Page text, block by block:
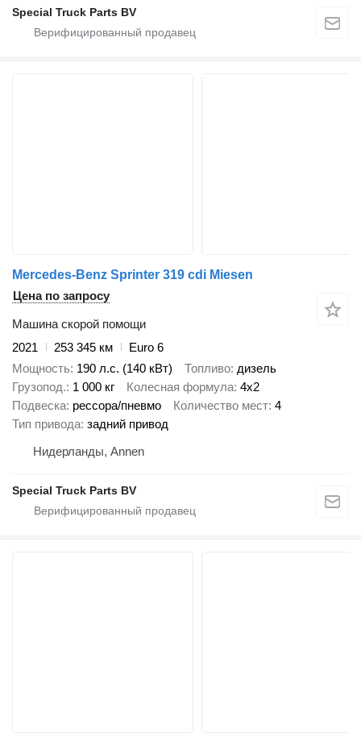
Special Truck Parts BV
Mercedes-Benz Sprinter 319 cdi Miesen
Цена по запросу
Машина скорой помощи
2021
253 345 км
Euro 6
Мощность 190 л.с. (140 кВт) Топливо дизель
Грузопод. 1 000 кг Колесная формула 4x2
Подвеска рессора/пневмо Количество мест 4
Тип привода задний привод
Нидерланды, Annen
Special Truck Parts BV